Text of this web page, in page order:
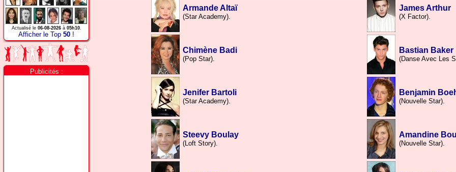
Actualisé le 06-08-2026à 05h10.
Afficher le Top 50 !
Publicités :
Armande Altaï
(Star Academy).
James Arthur
(X Factor).
Chimène Badi
(Pop Star).
Bastian Baker
(Danse Avec Les
Jenifer Bartoli
(Star Academy).
Benjamin
(Nouvelle Star).
Steevy Boulay
(Loft Story).
Amandine
(Nouvelle Star).